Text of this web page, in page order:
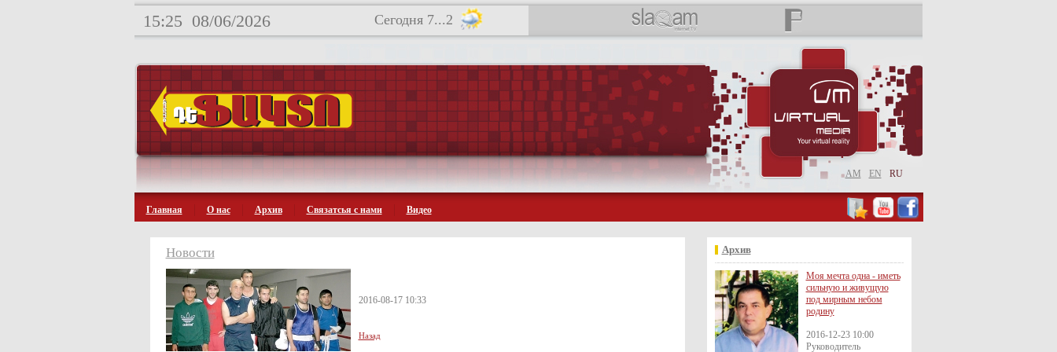
15:25 08/06/2026 Сегодня 7...2
AM EN RU
Главная О нас Архив Связатсья с нами Видео
Новости
2016-08-17 10:33
Назад
Архив
Моя мечта одна - иметь
сильную и живущую
под мирным небом
родину
2016-12-23 10:00
Руководитель